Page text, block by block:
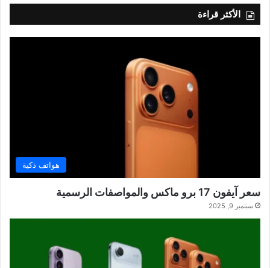
الأكثر قراءة
هواتف ذكية
سعر آيفون 17 برو ماكس والمواصفات الرسمية
سبتمبر 9, 2025